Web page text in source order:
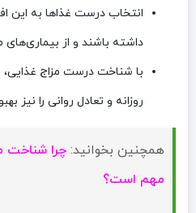
انتخاب درست غذاها به این
داشته باشند و از بیماری‌های
با شناخت درست مزاج
روزانه و تعادل روانی را نیز
همچنین بخوانید: چرا شناخت
مهم است؟